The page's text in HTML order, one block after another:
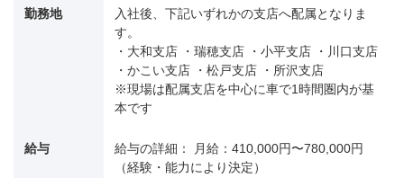
勤務地
入社後、下記いずれかの支店へ配属となりま
す。
・大和支店 ・瑞穂支店 ・小平支店 ・川口支店
・かこい支店 ・松戸支店 ・所沢支店
※現場は配属支店を中心に車で1時間圏内が基
本です
給与
給与の詳細： 月給：410,000円〜780,000円
（経験・能力により決定）